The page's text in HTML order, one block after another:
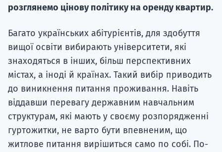
розглянемо цінову політику на оренду квартир.
Багато українських абітурієнтів, для здобуття
вищої освіти вибирають університети, які
знаходяться в інших, більш перспективних
містах, а іноді й країнах. Такий вибір приводить
до виникнення питання проживання. Навіть
віддавши перевагу державним навчальним
структурам, які мають у своєму розпорядженні
гуртожитки, не варто бути впевненим, що
житлове питання вирішиться само по собі. По-